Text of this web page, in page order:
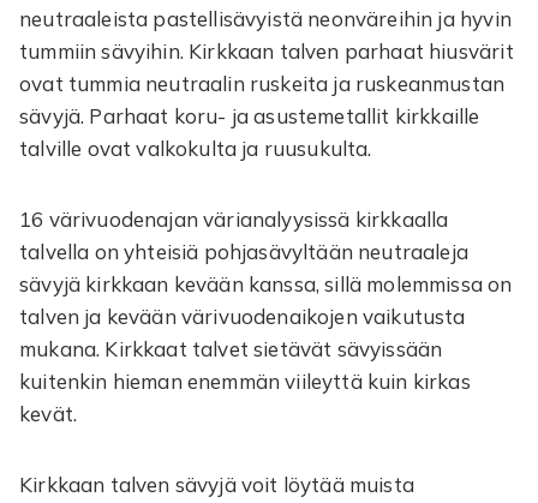
neutraaleista pastellisävyistä neonväreihin ja hyvin
tummiin sävyihin. Kirkkaan talven parhaat hiusvärit
ovat tummia neutraalin ruskeita ja ruskeanmustan
sävyjä. Parhaat koru- ja asustemetallit kirkkaille
talville ovat valkokulta ja ruusukulta.
16 värivuodenajan värianalyysissä kirkkaalla
talvella on yhteisiä pohjasävyltään neutraaleja
sävyjä kirkkaan kevään kanssa, sillä molemmissa on
talven ja kevään värivuodenaikojen vaikutusta
mukana. Kirkkaat talvet sietävät sävyissään
kuitenkin hieman enemmän viileyttä kuin kirkas
kevät.
Kirkkaan talven sävyjä voit löytää muista